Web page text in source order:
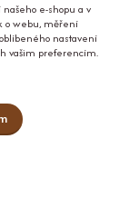
e-shopu a v
o webu, měření
nastavení
vašim preferencím.